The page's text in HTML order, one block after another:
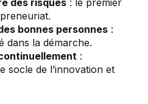
des risques : le premier
bonnes personnes :
dans la démarche.
:
socle de l’innovation et